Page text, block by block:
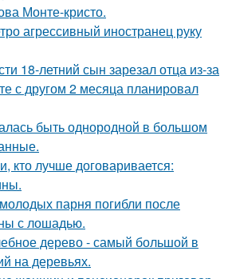
Монте-кристо.
агрессивный иностранец руку
18-летний сын зарезал отца из-за
с другом 2 месяца планировал
быть однородной в большом
кто лучше договаривается:
парня погибли после
с лошадью.
дерево - самый большой в
на деревьях.